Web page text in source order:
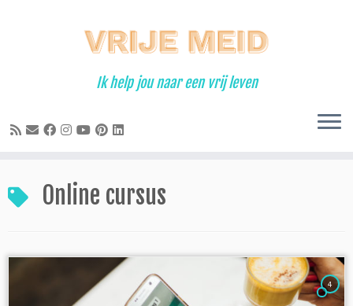
Ik help jou naar een vrij leven
Online cursus
4